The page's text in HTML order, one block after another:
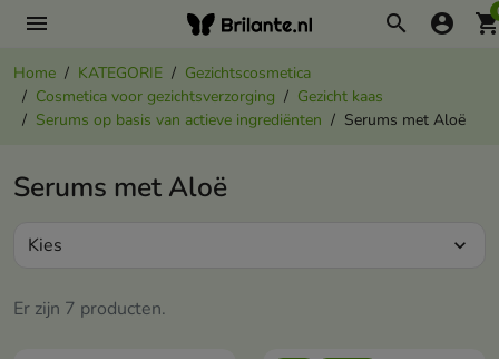
menu search account_circle
Home KATEGORIE
Gezichtscosmetica
Cosmetica voor gezichtsverzorging
Gezicht kaas
Serums op basis van actieve ingrediënten
Serums met Aloë
Serums met Aloë
Er zijn 7 producten.
Kies expand_more